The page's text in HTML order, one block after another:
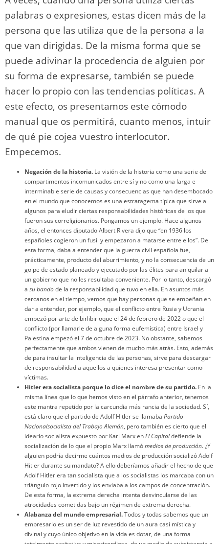
k
palabras o expresiones, estas dicen más de la
persona que las utiliza que de la persona a la
que van dirigidas. De la misma forma que se
puede adivinar la procedencia de alguien por
su forma de expresarse, también se puede
hacer lo propio con las tendencias políticas. A
este efecto, os presentamos este cómodo
manual que os permitirá, cuanto menos, intuir
de qué pie cojea vuestro interlocutor.
Empecemos.
Negación de la historia. La visión de la historia como una serie de
compartimentos incomunicados entre sí y no como una larga e
interminable serie de causas y consecuencias que han desembocado
en el mundo que conocemos es una estratagema típica que sirve a
algunos para eludir ciertas responsabilidades históricas de los que
fueron sus correligionarios. Pongamos un ejemplo. Hace algunos
años, el entonces diputado Albert Rivera dijo que “en 1936 los
españoles cogieron un fusil y empezaron a matarse entre ellos”. De
esta forma, daba a entender que la guerra civil española fue,
prácticamente, producto del aburrimiento, y no la consecuencia de un
golpe de estado planeado y ejecutado por las élites para aniquilar a
un gobierno que no les resultaba conveniente. Por lo tanto, descargó
a su bandode la responsabilidad que tuvo en ella. En asuntos más
cercanos en el tiempo, vemos que hay personas que se empeñan en
dar a entender, por ejemplo, que el conflicto entre Rusia y Ucrania
empezó por arte de birlibirloque el 24 de febrero de 2022 o que el
conflicto (por llamarle de alguna forma eufemística) entre Israel y
Palestina empezó el 7 de octubre de 2023. No obstante, sabemos
perfectamente que ambos vienen de mucho más atrás. Esto, además
de para insultar la inteligencia de las personas, sirve para descargar
de responsabilidad a aquellos a quienes interesa presentar como
víctimas.
Hitler era socialista porque lo dice el nombre de su partido. En la
misma línea que lo que hemos visto en el párrafo anterior, tenemos
este mantra repetido por la carcundia más rancia de la sociedad. Sí,
está claro que el partido de Adolf Hitler se llamaba Partido
Nacionalsocialista del Trabajo Alemán, pero también es cierto que el
ideario socialista expuesto por Karl Marx enEl Capitaldefiende la
socialización de lo que el propio Marx llamómedios de producción. ¿Y
alguien podría decirme cuántos medios de producción socializó Adolf
Hitler durante su mandato? A ello deberíamos añadir el hecho de que
Adolf Hitler era tan socialista que a los socialistas los marcaba con un
triángulo rojo invertido y los enviaba a los campos de concentración.
De esta forma, la extrema derecha intenta desvincularse de las
atrocidades cometidas bajo un régimen de extrema derecha.
Alabanza del mundo empresarial.Todos y todas sabemos que un
empresario es un ser de luz revestido de un aura casi mística y
divinal y cuyo único objetivo en la vida es dotar, de una forma